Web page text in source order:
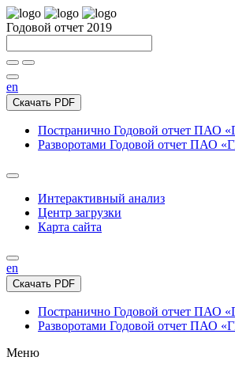
Годовой отчет 2019
en
Скачать PDF
Постранично Годовой отчет ПАО
Разворотами Годовой отчет ПАО
Интерактивный анализ
Центр загрузки
Карта сайта
en
Скачать PDF
Постранично Годовой отчет ПАО
Разворотами Годовой отчет ПАО
Меню